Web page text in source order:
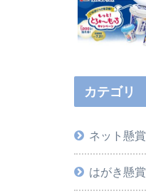
カテゴリ
ネット懸賞
はがき懸賞